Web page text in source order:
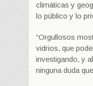
climáticas y
lo público y lo
“Orgullosos
vidrios, que
investigando, y
ninguna duda